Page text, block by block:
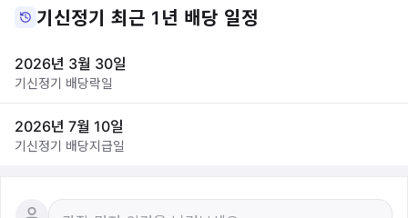
기신정기 최근 1년 배당 일정
2026년 3월 30일
기신정기 배당락일
2026년 7월 10일
기신정기 배당지급일